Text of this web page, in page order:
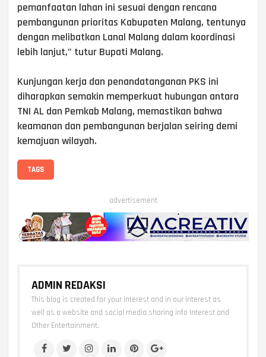
pemanfaatan lahan ini sesuai dengan rencana
pembangunan prioritas Kabupaten Malang, tentunya
dengan melibatkan Lanal Malang dalam koordinasi
lebih lanjut," tutur Bupati Malang.
Kunjungan kerja dan penandatanganan PKS ini
diharapkan semakin memperkuat hubungan antara
TNI AL dan Pemkab Malang, memastikan bahwa
keamanan dan pembangunan berjalan seiring demi
kemajuan wilayah.
TAGS
advertisement
ADMIN REDAKSI
This blog is created for your interest and in our interest as
well as a website and social media sharing info Interest and
Other Entertainment.